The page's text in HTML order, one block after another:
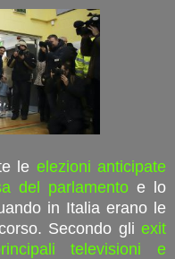
le elezioni anticipate
del parlamento e lo
in Italia erano le
Secondo gli exit
televisioni e